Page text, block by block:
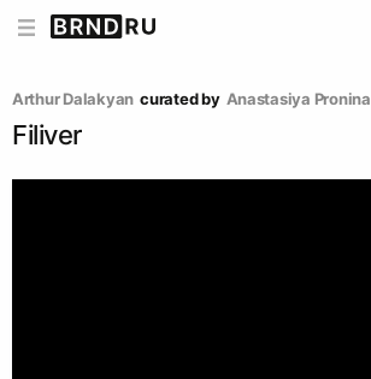
Arthur Dalakyan curated by Anastasiya Pronina
Filiver